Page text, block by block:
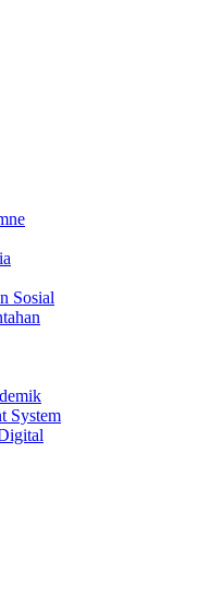
Sosial
System